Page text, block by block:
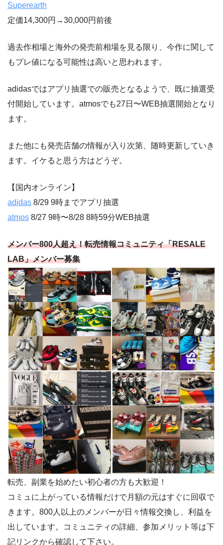
Superearth
定価14,300円→30,000円前後
過去作相場と海外の発売前相場を見る限り、今作に関して
もプレ値になる可能性は高いと思われます。
adidasではアプリ抽選での販売となるようで、既に抽選受
付開始しています。atmosでも27日〜WEB抽選開始となり
ます。
また他にも発売店舗の情報が入り次第、随時更新していき
ます。イケると思う方はどうぞ。
【国内オンライン】
adidas 8/29 9時までアプリ抽選
atmos 8/27 9時〜8/28 8時59分WEB抽選
メンバー800人超え！転売情報コミュニティ「RESALE
LAB」メンバー募集
転売、副業を始めたい初心者の方も大歓迎！
コミュに上がっている情報だけで月額の元はすぐに回収で
きます。800人以上のメンバーが日々情報交換し、利益を
出しています。コミュニティの詳細、参加メリット等は下
記リンクから確認して下さい。